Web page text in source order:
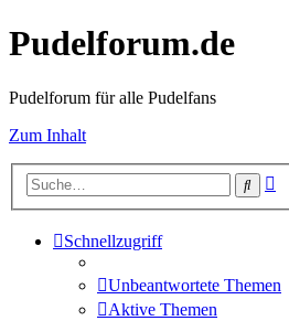
Pudelforum.de
Pudelforum für alle Pudelfans
Zum Inhalt
Suche
Schnellzugriff
Unbeantwortete Themen
Aktive Themen